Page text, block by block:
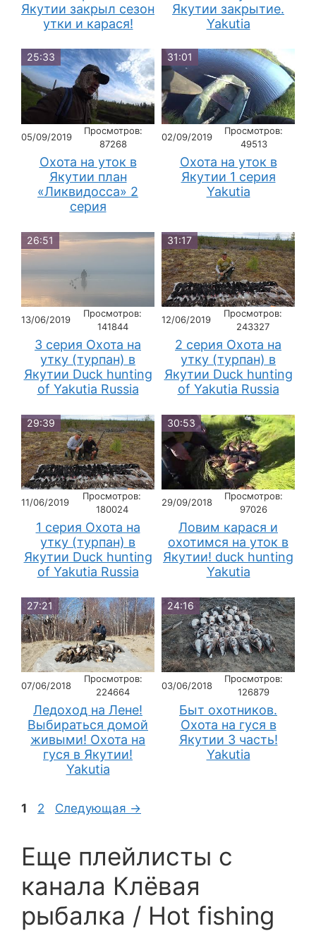
Якутии закрыл сезон
утки и карася!
Якутии закрытие.
Yakutia
25:33
05/09/2019
Просмотров:
87268
Охота на уток в
Якутии план
«Ликвидосса» 2
серия
31:01
02/09/2019
Просмотров:
49513
Охота на уток в
Якутии 1 серия
Yakutia
26:51
13/06/2019
Просмотров:
141844
3 серия Охота на
утку (турпан) в
Якутии Duck hunting
of Yakutia Russia
31:17
12/06/2019
Просмотров:
243327
2 серия Охота на
утку (турпан) в
Якутии Duck hunting
of Yakutia Russia
29:39
11/06/2019
Просмотров:
180024
1 серия Охота на
утку (турпан) в
Якутии Duck hunting
of Yakutia Russia
30:53
29/09/2018
Просмотров:
97026
Ловим карася и
охотимся на уток в
Якутии! duck hunting
Yakutia
27:21
07/06/2018
Просмотров:
224664
Ледоход на Лене!
Выбираться домой
живыми! Охота на
гуся в Якутии!
Yakutia
24:16
03/06/2018
Просмотров:
126879
Быт охотников.
Охота на гуся в
Якутии 3 часть!
Yakutia
Страница
1 Страница
2 Следующая →
Еще плейлисты c
канала Клёвая
рыбалка / Hot fishing